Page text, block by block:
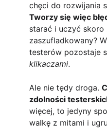
chęci do rozwijania
Tworzy się więc
starać i uczyć skoro
zaszufladkowany?
testerów pozostaje
klikaczami.
Ale nie tędy droga.
zdolności
więcej, to jedyny
walkę z mitami i